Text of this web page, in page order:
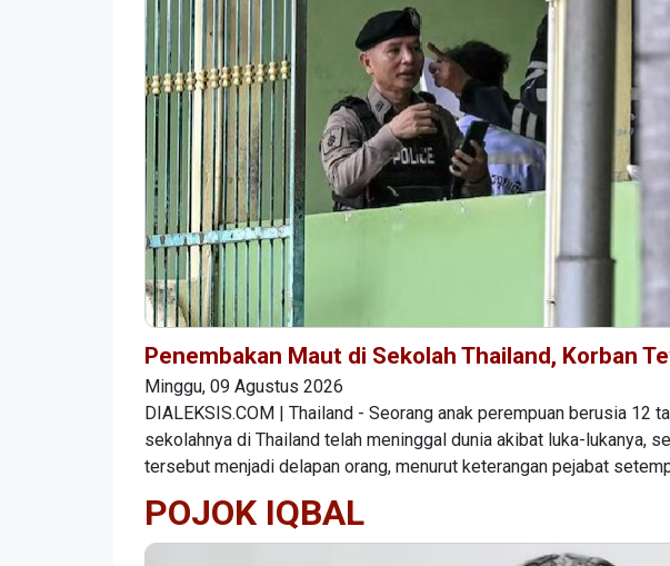
Penembakan Maut di Sekolah Thailand, Korban
Minggu, 09 Agustus 2026
DIALEKSIS.COM | Thailand - Seorang anak perempuan berusia 12
sekolahnya di Thailand telah meninggal dunia akibat luka-lukanya,
tersebut menjadi delapan orang, menurut keterangan pejabat
POJOK IQBAL